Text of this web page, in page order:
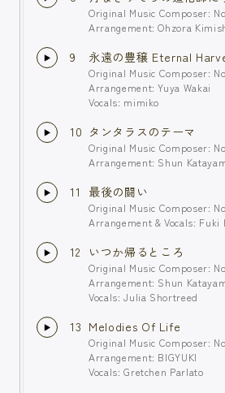
Original Music Composer:
Arrangement: Ohzora
9 永遠の豊穣 Eternal
Original Music Composer:
Arrangement: Yuya Wakai
Vocals: mimiko
10 タンタラスのテーマ
Original Music Composer:
Arrangement: Shun
11 最後の闘い
Original Music Composer:
Arrangement & Vocals: Fuki
12 いつか帰るところ
Original Music Composer:
Arrangement: Shun
Vocals: Julia Shortreed
13 Melodies Of Life
Original Music Composer:
Arrangement: BIGYUKI
Vocals: Gretchen Parlato